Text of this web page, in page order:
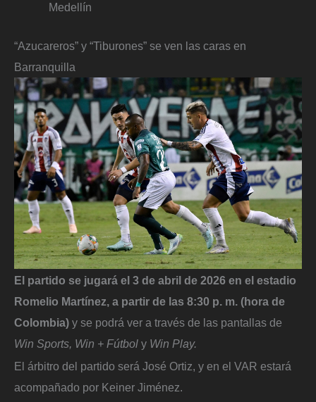
Medellín
“Azucareros” y “Tiburones” se ven las caras en
Barranquilla
El partido se jugará el 3 de abril de 2026 en el estadio
Romelio Martínez, a partir de las 8:30 p. m. (hora de
Colombia) y se podrá ver a través de las pantallas de
Win Sports, Win + Fútbol y Win Play.
El árbitro del partido será José Ortiz, y en el VAR estará
acompañado por Keiner Jiménez.